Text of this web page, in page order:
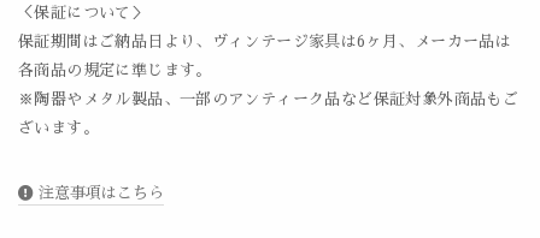
＜保証について＞
保証期間はご納品日より、ヴィンテージ家具は6ヶ月、メーカー品は
各商品の規定に準じます。
※陶器やメタル製品、一部のアンティーク品など保証対象外商品もご
ざいます。
注意事項はこちら